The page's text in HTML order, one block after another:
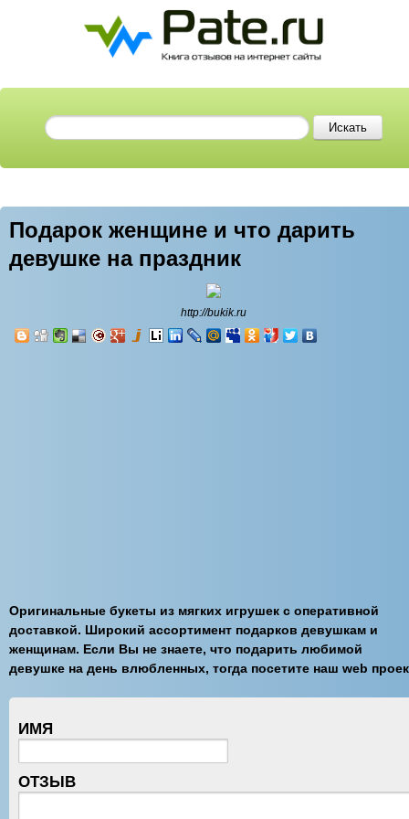
Подарок женщине и что дарить
девушке на праздник
http://bukik.ru
Оригинальные букеты из мягких игрушек с оперативной
доставкой. Широкий ассортимент подарков девушкам и
женщинам. Если Вы не знаете, что подарить любимой
девушке на день влюбленных, тогда посетите наш web
ИМЯ
ОТЗЫВ